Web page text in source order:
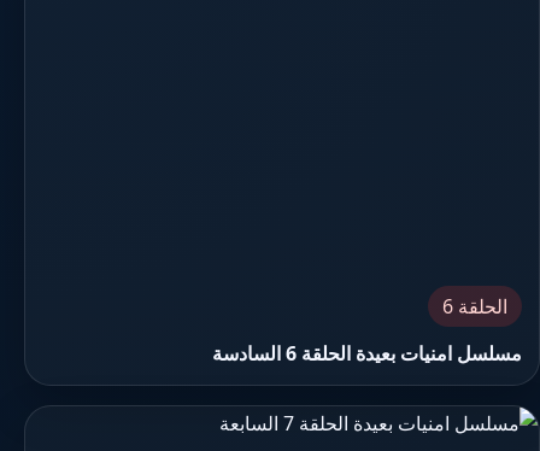
الحلقة 6
مسلسل امنيات بعيدة الحلقة 6 السادسة